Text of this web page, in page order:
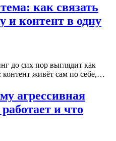
как связать
и контент в одну
до сих пор выглядит как
контент живёт сам по себе,…
агрессивная
и что